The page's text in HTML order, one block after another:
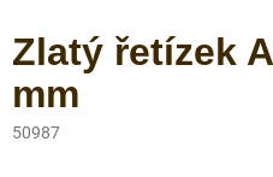
Zlatý řetízek
mm
50987